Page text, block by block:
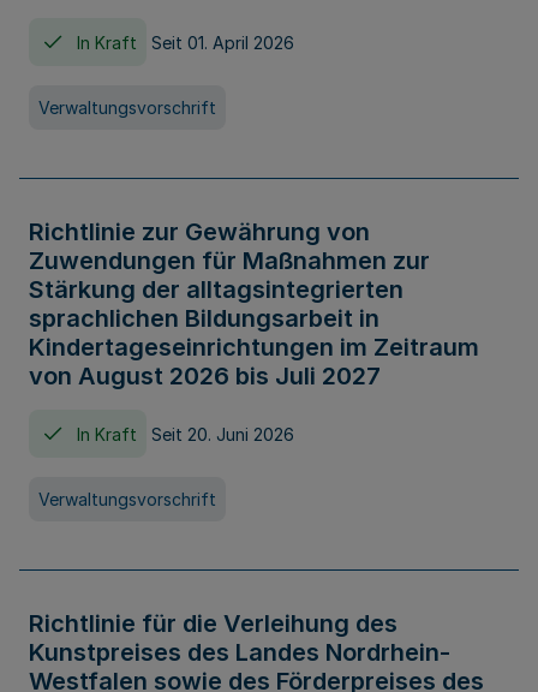
In Kraft Seit 01. April 2026
Verwaltungsvorschrift
Richtlinie zur Gewährung von
Zuwendungen für Maßnahmen zur
Stärkung der alltagsintegrierten
sprachlichen Bildungsarbeit in
Kindertageseinrichtungen im Zeitraum
von August 2026 bis Juli 2027
In Kraft Seit 20. Juni 2026
Verwaltungsvorschrift
Richtlinie für die Verleihung des
Kunstpreises des Landes Nordrhein-
Westfalen sowie des Förderpreises des